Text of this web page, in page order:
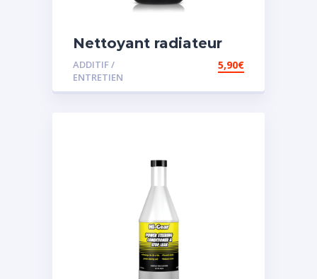
Nettoyant radiateur
ADDITIF /
ENTRETIEN
5,90€